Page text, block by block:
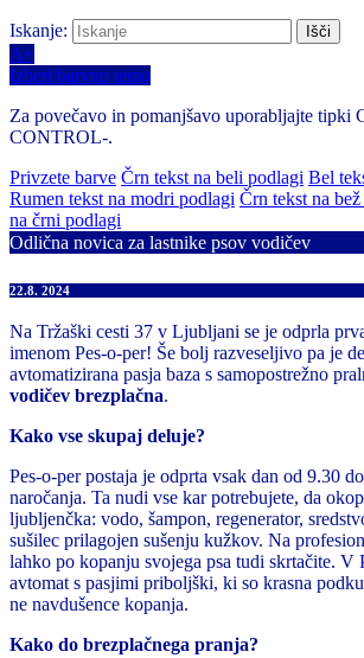
Iskanje:
A+
Izberi barvno temo
Za povečavo in pomanjšavo uporabljajte tipki
CONTROL-.
Privzete barve Črn tekst na beli podlagi Bel
Rumen tekst na modri podlagi Črn tekst na
na črni podlagi
Odlična novica za lastnike psov vodičev
22.8. 2024
Na Tržaški cesti 37 v Ljubljani se je odprla
imenom Pes-o-per! Še bolj razveseljivo pa je
avtomatizirana pasja baza s samopostrežno
vodičev brezplačna.
Kako vse skupaj deluje?
Pes-o-per postaja je odprta vsak dan od 9.30
naročanja. Ta nudi vse kar potrebujete, da
ljubljenčka: vodo, šampon, regenerator,
sušilec prilagojen sušenju kužkov. Na
lahko po kopanju svojega psa tudi skrtačite. V
avtomat s pasjimi priboljški, ki so krasna
ne navdušence kopanja.
Kako do brezplačnega pranja?